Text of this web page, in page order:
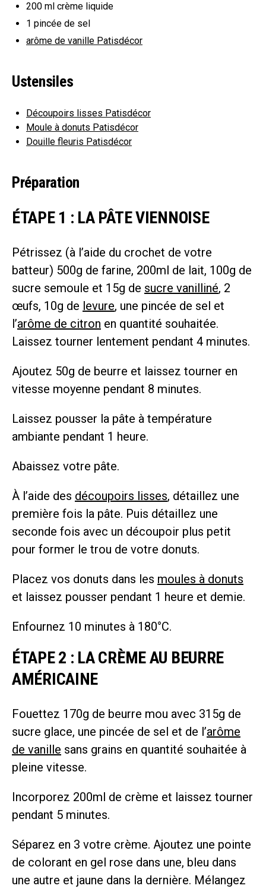
200 ml crème liquide
1 pincée de sel
arôme de vanille Patisdécor
Ustensiles
Découpoirs lisses Patisdécor
Moule à donuts Patisdécor
Douille fleuris Patisdécor
Préparation
ÉTAPE 1 : LA PÂTE VIENNOISE
Pétrissez (à l’aide du crochet de votre
batteur) 500g de farine, 200ml de lait, 100g de
sucre semoule et 15g de sucre vanilliné, 2
œufs, 10g de levure, une pincée de sel et
l’arôme de citron en quantité souhaitée.
Laissez tourner lentement pendant 4 minutes.
Ajoutez 50g de beurre et laissez tourner en
vitesse moyenne pendant 8 minutes.
Laissez pousser la pâte à température
ambiante pendant 1 heure.
Abaissez votre pâte.
À l’aide des découpoirs lisses, détaillez une
première fois la pâte. Puis détaillez une
seconde fois avec un découpoir plus petit
pour former le trou de votre donuts.
Placez vos donuts dans les moules à donuts
et laissez pousser pendant 1 heure et demie.
Enfournez 10 minutes à 180°C.
ÉTAPE 2 : LA CRÈME AU BEURRE
AMÉRICAINE
Fouettez 170g de beurre mou avec 315g de
sucre glace, une pincée de sel et de l’arôme
de vanille sans grains en quantité souhaitée à
pleine vitesse.
Incorporez 200ml de crème et laissez tourner
pendant 5 minutes.
Séparez en 3 votre crème. Ajoutez une pointe
de colorant en gel rose dans une, bleu dans
une autre et jaune dans la dernière. Mélangez